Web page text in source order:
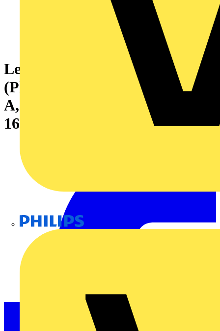
Leiterplattensteckverbinder
(Platinenanschluss), 320 V, 15
A, Raster in mm: 5.00, Polzahl:
16, THT-Lötanschluss, Box